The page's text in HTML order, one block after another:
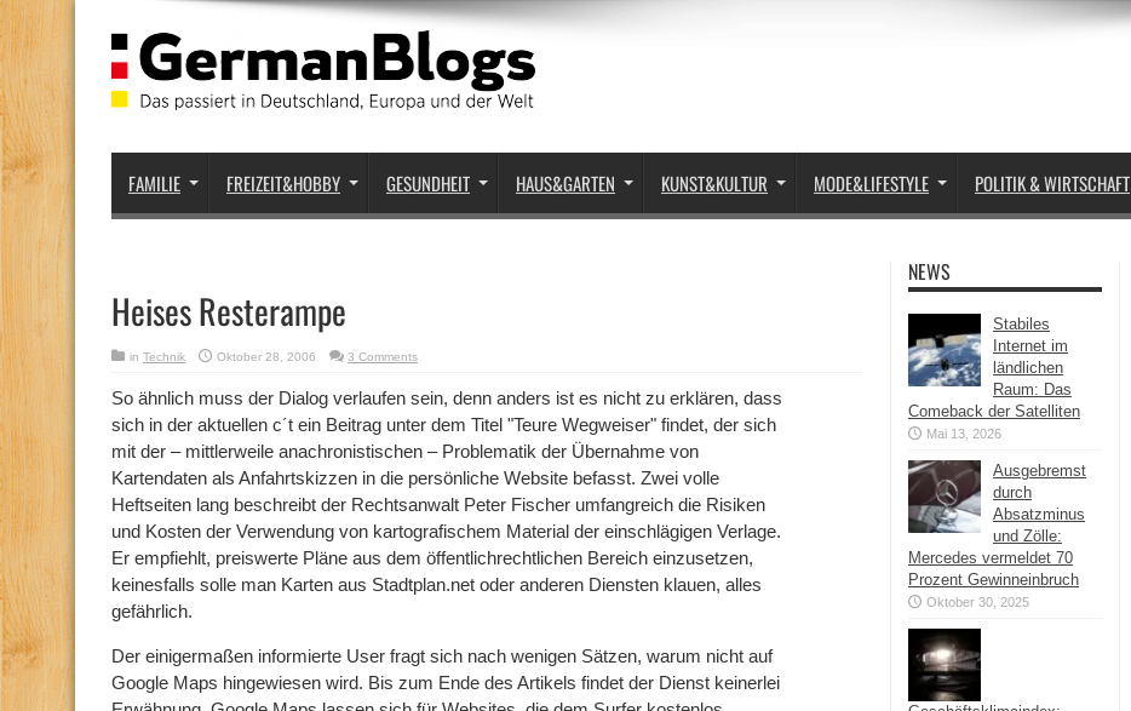
FAMILIE FREIZEIT&HOBBY GESUNDHEIT HAUS&GARTEN KUNST&KULTUR MODE&LIFESTYLE POLITIK & WIRTSCHAFT
Heises Resterampe
in Technik Oktober 28, 2006 3 Comments
So ähnlich muss der Dialog verlaufen sein, denn anders ist es nicht zu erklären, dass
sich in der aktuellen c´t ein Beitrag unter dem Titel "Teure Wegweiser" findet, der sich
mit der – mittlerweile anachronistischen – Problematik der Übernahme von
Kartendaten als Anfahrtskizzen in die persönliche Website befasst. Zwei volle
Heftseiten lang beschreibt der Rechtsanwalt Peter Fischer umfangreich die Risiken
und Kosten der Verwendung von kartografischem Material der einschlägigen Verlage.
Er empfiehlt, preiswerte Pläne aus dem öffentlichrechtlichen Bereich einzusetzen,
keinesfalls solle man Karten aus Stadtplan.net oder anderen Diensten klauen, alles
gefährlich.
Der einigermaßen informierte User fragt sich nach wenigen Sätzen, warum nicht auf
Google Maps hingewiesen wird. Bis zum Ende des Artikels findet der Dienst keinerlei
NEWS
Stabiles
Internet im
ländlichen
Raum: Das
Comeback der Satelliten
Mai 13, 2026
Ausgebremst
durch
Absatzminus
und Zölle:
Mercedes vermeldet 70
Prozent Gewinneinbruch
Oktober 30, 2025